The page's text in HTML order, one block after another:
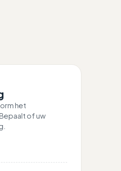
het
of uw